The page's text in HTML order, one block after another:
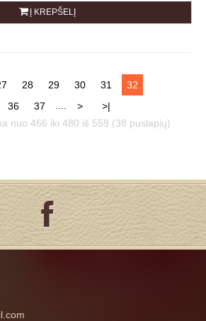
Į KREPŠELĮ
28 29 30 31
32
36 37 >
>|
nuo 466 iki 480 iš 559 (38 puslapių)